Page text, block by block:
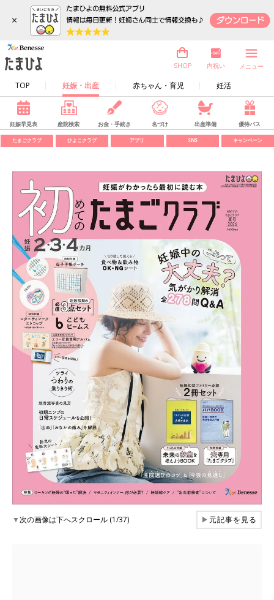
×
TOP 妊娠・出産 赤ちゃん・育児 妊活
SHOP 内祝い メニュー
妊娠早見表 産院検索 お金・手続き 名づけ 出産準備 優待パス
たまごクラブ ひよこクラブ アプリ SNS キャンペーン
▼次の画像は下へスクロール (1/37) ▶元記事を見る